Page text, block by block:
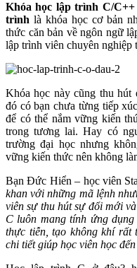
Khóa học lập trình C/C++
trình là khóa học cơ bản
thức căn bản về ngôn ngữ
lập trình viên chuyên nghiệp
Khóa học này cũng thu hút
đó có bạn chưa từng tiếp
để có thể nắm vững kiến
trong tương lai. Hay có
trường đại học nhưng
vững kiến thức nên không
Bạn Đức Hiển – học viên
khan với những mã lệnh
viên sự thu hút sự đổi mới
C luôn mang tính ứng
thực tiễn, tạo không khí rất
chi tiết giúp học viên học